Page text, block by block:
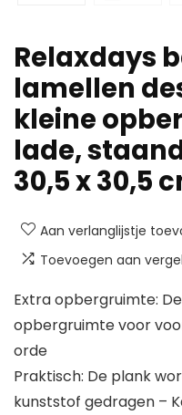
Relaxdays
lamellen
kleine
lade,
30,5 x 30,5
Aan verlanglijstje
Toevoegen aan
Extra opbergruimte:
opbergruimte voor
orde
Praktisch: De plank
kunststof gedragen –